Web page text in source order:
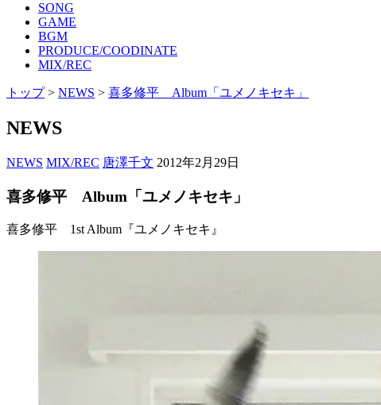
SONG
GAME
BGM
PRODUCE/COODINATE
MIX/REC
トップ> NEWS > 喜多修平 Album「ユメノキセキ」
NEWS
NEWS MIX/REC 唐澤千文 2012年2月29日
喜多修平 Album「ユメノキセキ」
喜多修平 1st Album『ユメノキセキ』